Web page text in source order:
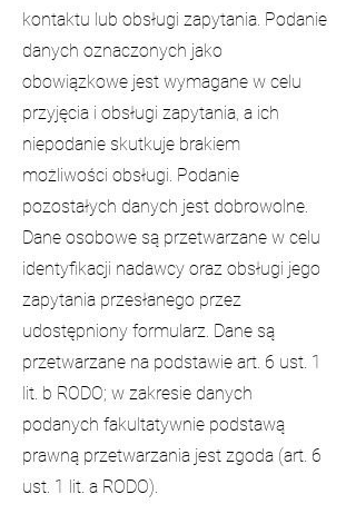
kontaktu lub obsługi zapytania. Podanie
danych oznaczonych jako
obowiązkowe jest wymagane w celu
przyjęcia i obsługi zapytania, a ich
niepodanie skutkuje brakiem
możliwości obsługi. Podanie
pozostałych danych jest dobrowolne.
Dane osobowe są przetwarzane w celu
identyfikacji nadawcy oraz obsługi jego
zapytania przesłanego przez
udostępniony formularz. Dane są
przetwarzane na podstawie art. 6 ust. 1
lit. b RODO; w zakresie danych
podanych fakultatywnie podstawą
prawną przetwarzania jest zgoda (art. 6
ust. 1 lit. a RODO).